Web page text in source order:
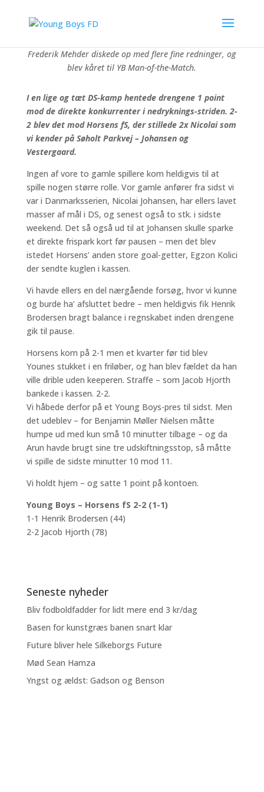
Frederik Mehder diskede op med flere fine redninger, og
blev kåret til YB Man-of-the-Match.
I en lige og tæt DS-kamp hentede drengene 1 point
mod de direkte konkurrenter i nedryknings-striden. 2-
2 blev det mod Horsens fS, der stillede 2x Nicolai som
vi kender på Søholt Parkvej – Johansen og
Vestergaard.
Ingen af vore to gamle spillere kom heldigvis til at
spille nogen større rolle. Vor gamle anfører fra sidst vi
var i Danmarksserien, Nicolai Johansen, har ellers lavet
masser af mål i DS, og senest også to stk. i sidste
weekend. Det så også ud til at Johansen skulle sparke
et direkte frispark kort før pausen – men det blev
istedet Horsens’ anden store goal-getter, Egzon Kolici
der sendte kuglen i kassen.
Vi havde ellers en del nærgående forsøg, hvor vi kunne
og burde ha’ afsluttet bedre – men heldigvis fik Henrik
Brodersen bragt balance i regnskabet inden drengene
gik til pause.
Horsens kom på 2-1 men et kvarter før tid blev
Younes stukket i en friløber, og han blev fældet da han
ville drible uden keeperen. Straffe – som Jacob Hjorth
bankede i kassen. 2-2.
Vi håbede derfor på et Young Boys-pres til sidst. Men
det udeblev – for Benjamin Møller Nielsen måtte
humpe ud med kun små 10 minutter tilbage – og da
Arun havde brugt sine tre udskiftningsstop, så måtte
vi spille de sidste minutter 10 mod 11.
Vi holdt hjem – og satte 1 point på kontoen.
Young Boys – Horsens fS 2-2 (1-1)
1-1 Henrik Brodersen (44)
2-2 Jacob Hjorth (78)
Seneste nyheder
Bliv fodboldfadder for lidt mere end 3 kr/dag
Basen for kunstgræs banen snart klar
Future bliver hele Silkeborgs Future
Mød Sean Hamza
Yngst og ældst: Gadson og Benson